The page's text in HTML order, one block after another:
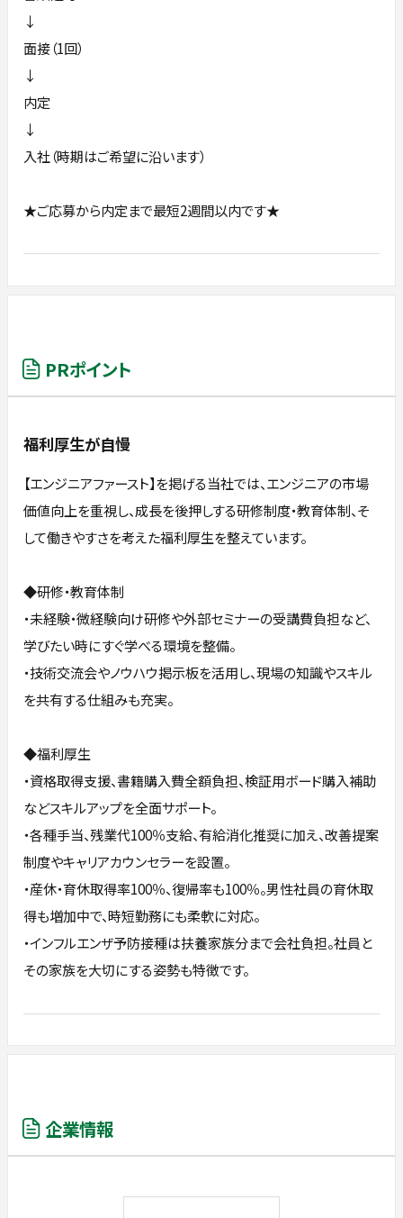
↓
面接（1回）
↓
内定
↓
入社（時期はご希望に沿います）
★ご応募から内定まで最短2週間以内です★
PRポイント
福利厚生が自慢
【エンジニアファースト】を掲げる当社では、エンジニアの市場
価値向上を重視し、成長を後押しする研修制度・教育体制、そ
して働きやすさを考えた福利厚生を整えています。
◆研修・教育体制
・未経験・微経験向け研修や外部セミナーの受講費負担など、
学びたい時にすぐ学べる環境を整備。
・技術交流会やノウハウ掲示板を活用し、現場の知識やスキル
を共有する仕組みも充実。
◆福利厚生
・資格取得支援、書籍購入費全額負担、検証用ボード購入補助
などスキルアップを全面サポート。
・各種手当、残業代100％支給、有給消化推奨に加え、改善提案
制度やキャリアカウンセラーを設置。
・産休・育休取得率100％、復帰率も100％。男性社員の育休取
得も増加中で、時短勤務にも柔軟に対応。
・インフルエンザ予防接種は扶養家族分まで会社負担。社員と
その家族を大切にする姿勢も特徴です。
企業情報